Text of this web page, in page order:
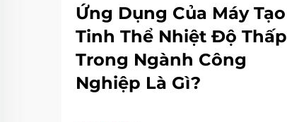
Ứng Dụng Của Máy Tạo
Tinh Thể Nhiệt Độ Thấp
Trong Ngành Công
Nghiệp Là Gì?